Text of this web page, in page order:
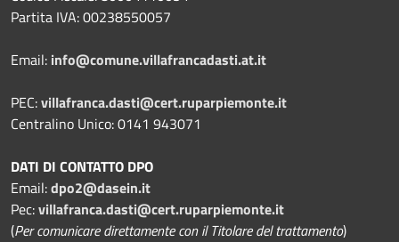
Partita IVA: 00238550057
Email: info@comune.villafrancadasti.at.it
PEC:villafranca.dasti@cert.ruparpiemonte.it
Centralino Unico: 0141 943071
DATI DI CONTATTO DPO
Email:dpo2@dasein.it
Pec:villafranca.dasti@cert.ruparpiemonte.it
(Per comunicare direttamente con il Titolare del trattamento)